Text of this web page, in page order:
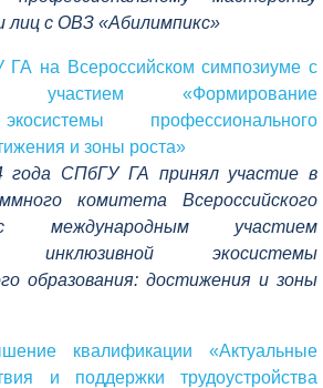
лиц с ОВЗ «Абилимпикс»
ГА на Всероссийском симпозиуме с
участием «Формирование
профессионального
и зоны роста»
года СПбГУ ГА принял участие в
комитета Всероссийского
международным участием
инклюзивной экосистемы
образования: достижения и зоны
квалификации «Актуальные
и поддержки трудоустройства